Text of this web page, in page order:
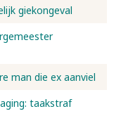
giekongeval
man die ex aanviel
taakstraf